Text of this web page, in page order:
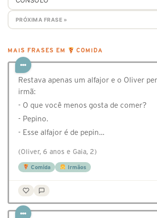
PRÓXIMA FRASE »
MAIS FRASES EM COMIDA
Restava apenas um alfajor e o Oliver
irmã:
- O que você menos gosta de comer?
- Pepino.
- Esse alfajor é de pepin…
(Oliver, 6 anos e Gaia, 2)
Comida Irmãos